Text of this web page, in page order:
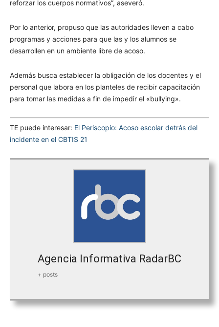
reforzar los cuerpos normativos”, aseveró.
Por lo anterior, propuso que las autoridades lleven a cabo
programas y acciones para que las y los alumnos se
desarrollen en un ambiente libre de acoso.
Además busca establecer la obligación de los docentes y el
personal que labora en los planteles de recibir capacitación
para tomar las medidas a fin de impedir el «bullying».
TE puede interesar: El Periscopio: Acoso escolar detrás del
incidente en el CBTIS 21
Agencia Informativa RadarBC
+ posts